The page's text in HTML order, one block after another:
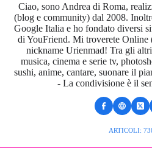
Ciao, sono Andrea di Roma,
(blog e community) dal 2008.
Google Italia e ho fondato diversi
di YouFriend. Mi troverete
nickname Urienmad! Tra gli
musica, cinema e serie tv,
sushi, anime, cantare, suonare il
- La condivisione è il
ARTICOLI: